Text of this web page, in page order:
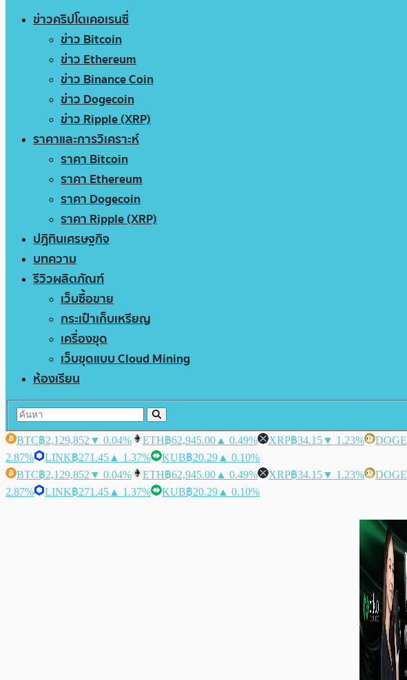
ข่าวคริปโตเคอเรนซี่
ข่าว Bitcoin
ข่าว Ethereum
ข่าว Binance Coin
ข่าว Dogecoin
ข่าว Ripple (XRP)
ราคาและการวิเคราะห์
ราคา Bitcoin
ราคา Ethereum
ราคา Dogecoin
ราคา Ripple (XRP)
ปฏิทินเศรษฐกิจ
บทความ
รีวิวผลิตภัณฑ์
เว็บซื้อขาย
กระเป๋าเก็บเหรียญ
เครื่องขุด
เว็บขุดแบบ Cloud Mining
ห้องเรียน
BTC฿2,129,852 ▼ 0.04% ETH฿62,945.00 ▲ 0.49% XRP฿34.15▼ 1.23% DOGE
2.87%
LINK฿271.45 ▲ 1.37% KUB฿20.29 ▲ 0.10%
BTC฿2,129,852 ▼ 0.04% ETH฿62,945.00 ▲ 0.49% XRP฿34.15▼ 1.23% DOGE
2.87%
LINK฿271.45 ▲ 1.37% KUB฿20.29 ▲ 0.10%